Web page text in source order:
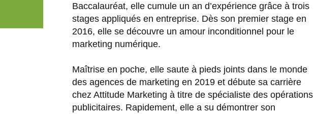
Baccalauréat, elle cumule un an d’expérience grâce à trois
stages appliqués en entreprise. Dès son premier stage en
2016, elle se découvre un amour inconditionnel pour le
marketing numérique.
Maîtrise en poche, elle saute à pieds joints dans le monde
des agences de marketing en 2019 et débute sa carrière
chez Attitude Marketing à titre de spécialiste des opérations
publicitaires. Rapidement, elle a su démontrer son